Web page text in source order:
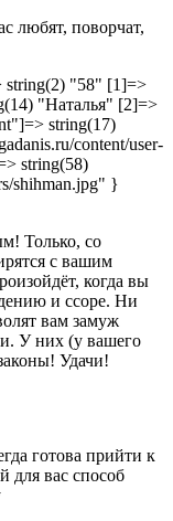
любят, поворчат,
string(2) "58" [1]=>
"Наталья" [2]=>
string(17)
content/user-
string(58)
shihman.jpg" }
Только, со
с вашим
когда вы
и ссоре. Ни
вам замуж
У них (у вашего
Удачи!
готова прийти к
вас способ